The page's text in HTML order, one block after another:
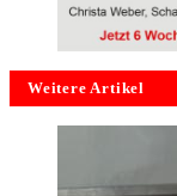
Weitere Artikel